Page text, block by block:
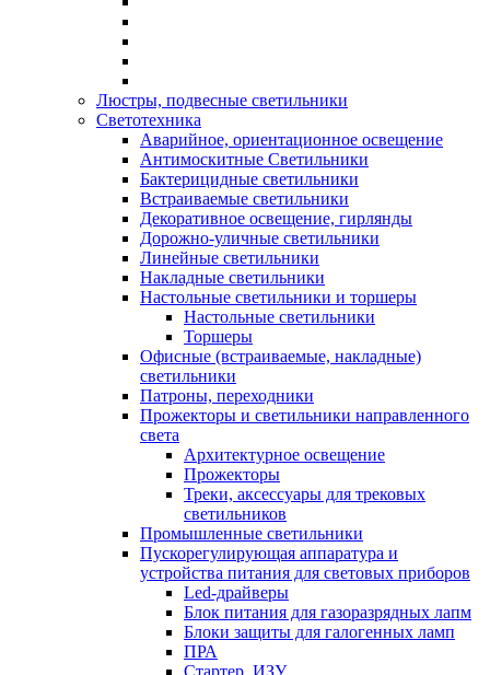
Люстры, подвесные светильники
Светотехника
Аварийное, ориентационное освещение
Антимоскитные Светильники
Бактерицидные светильники
Встраиваемые светильники
Декоративное освещение, гирлянды
Дорожно-уличные светильники
Линейные светильники
Накладные светильники
Настольные светильники и торшеры
Настольные светильники
Торшеры
Офисные (встраиваемые, накладные)
светильники
Патроны, переходники
Прожекторы и светильники направленного
света
Архитектурное освещение
Прожекторы
Треки, аксессуары для трековых
светильников
Промышленные светильники
Пускорегулирующая аппаратура и
устройства питания для световых приборов
Led-драйверы
Блок питания для газоразрядных лапм
Блоки защиты для галогенных ламп
ПРА
Стартер, ИЗУ